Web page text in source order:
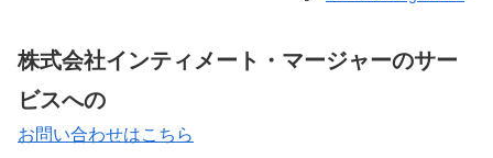
株式会社インティメート・マージャーのサー
ビスへの
お問い合わせはこちら